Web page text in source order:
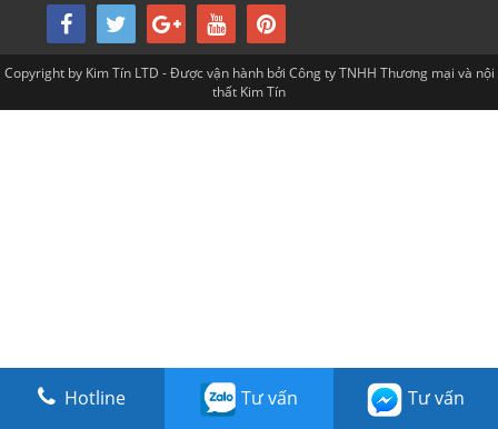
Hotline Tư vấn Tư vấn
Copyright by Kim Tín LTD - Được vận hành bởi Công ty TNHH Thương mại và nội
thất Kim Tín